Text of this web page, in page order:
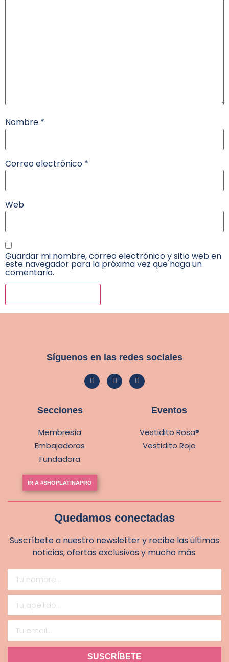
Nombre *
Correo electrónico *
Web
Guardar mi nombre, correo electrónico y sitio web en
este navegador para la próxima vez que haga un
comentario.
Síguenos en las redes sociales
Secciones
Membresía
Embajadoras
Fundadora
IR A #SHOPLATINAPRO
Eventos
Vestidito Rosa®
Vestidito Rojo
Quedamos conectadas
Suscríbete a nuestro newsletter y recibe las últimas
noticias, ofertas exclusivas y mucho más.
SUSCRÍBETE